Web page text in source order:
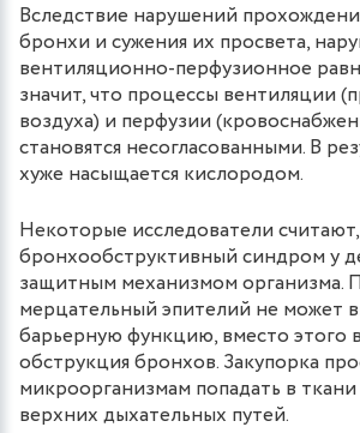
Вследствие нарушений
бронхи и сужения их просвета,
вентиляционно-перфузионное
значит, что процессы вентиляции
воздуха) и перфузии
становятся несогласованными. В
хуже насыщается кислородом.
Некоторые исследователи
бронхообструктивный синдром у
защитным механизмом организма.
мерцательный эпителий не может
барьерную функцию, вместо этого
обструкция бронхов. Закупорка
микроорганизмам попадать в ткани
верхних дыхательных путей.